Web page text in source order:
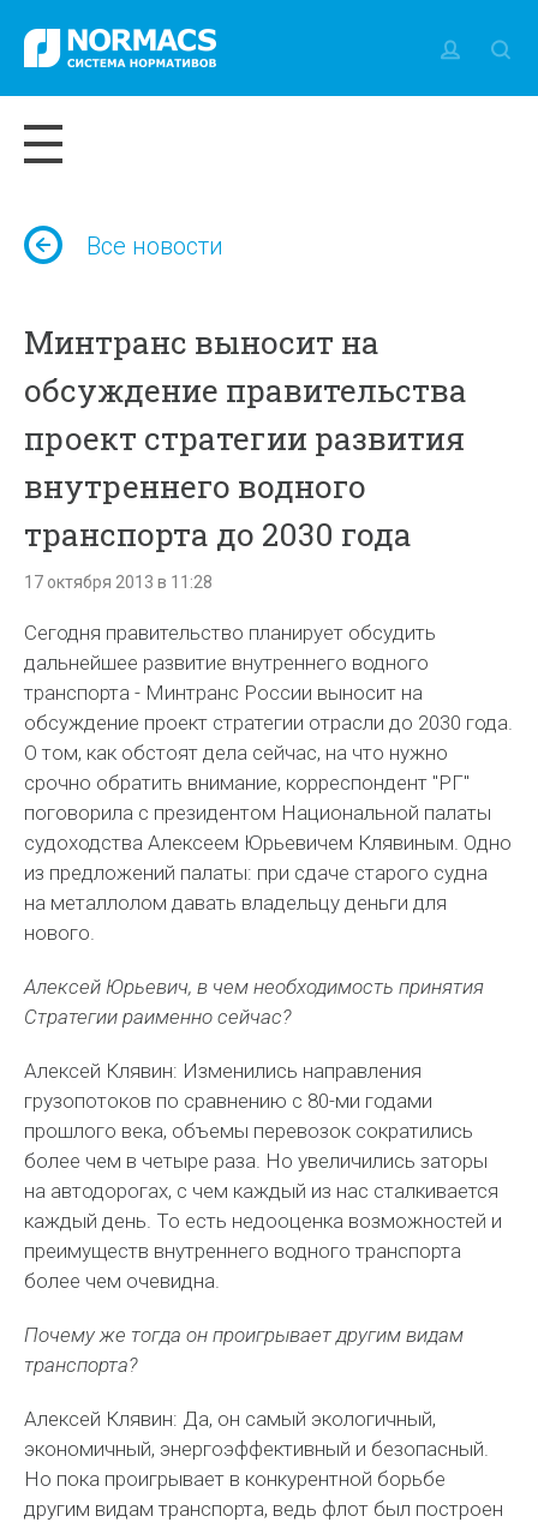
Все новости
Минтранс выносит на
обсуждение правительства
проект стратегии развития
внутреннего водного
транспорта до 2030 года
17 октября 2013 в 11:28
Сегодня правительство планирует обсудить
дальнейшее развитие внутреннего водного
транспорта - Минтранс России выносит на
обсуждение проект стратегии отрасли до 2030 года.
О том, как обстоят дела сейчас, на что нужно
срочно обратить внимание, корреспондент "РГ"
поговорила с президентом Национальной палаты
судоходства Алексеем Юрьевичем Клявиным. Одно
из предложений палаты: при сдаче старого судна
на металлолом давать владельцу деньги для
нового.
Алексей Юрьевич, в чем необходимость принятия
Стратегии раименно сейчас?
Алексей Клявин: Изменились направления
грузопотоков по сравнению с 80-ми годами
прошлого века, объемы перевозок сократились
более чем в четыре раза. Но увеличились заторы
на автодорогах, с чем каждый из нас сталкивается
каждый день. То есть недооценка возможностей и
преимуществ внутреннего водного транспорта
более чем очевидна.
Почему же тогда он проигрывает другим видам
транспорта?
Алексей Клявин: Да, он самый экологичный,
экономичный, энергоэффективный и безопасный.
Но пока проигрывает в конкурентной борьбе
другим видам транспорта, ведь флот был построен